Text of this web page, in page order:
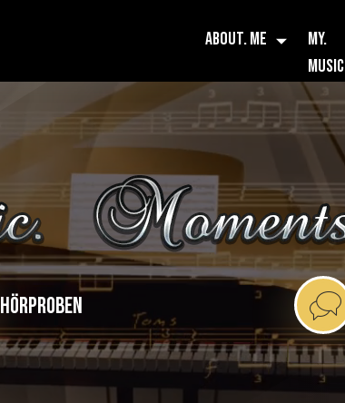
ABOUT. ME
MY.
MUSIC
HÖRPROBEN